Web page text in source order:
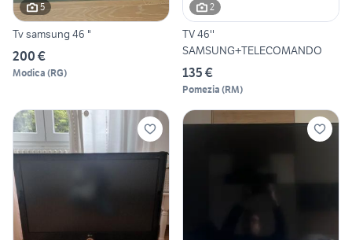
5
Tv samsung 46 "
200 €
Modica (RG)
2
TV 46''
SAMSUNG+TELECOMANDO
135 €
Pomezia (RM)